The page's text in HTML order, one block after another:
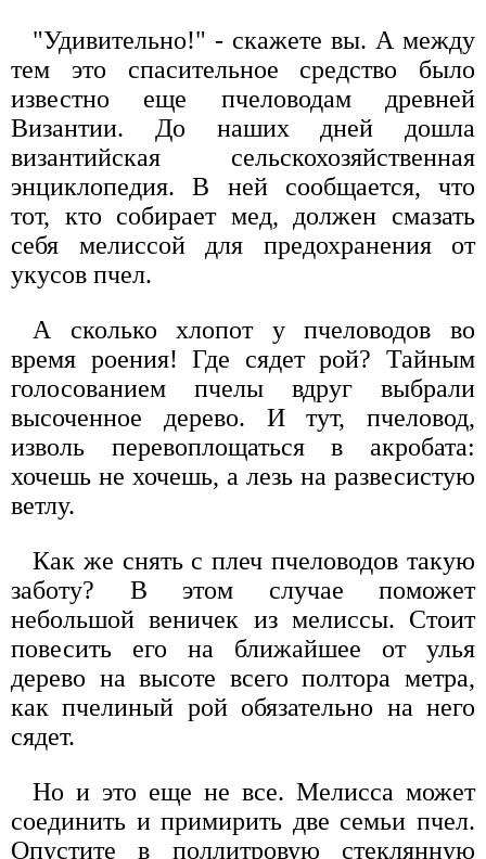
"Удивительно!" - скажете вы. А между
тем это спасительное средство было
известно еще пчеловодам древней
Византии. До наших дней дошла
византийская сельскохозяйственная
энциклопедия. В ней сообщается, что
тот, кто собирает мед, должен смазать
себя мелиссой для предохранения от
укусов пчел.
А сколько хлопот у пчеловодов во
время роения! Где сядет рой? Тайным
голосованием пчелы вдруг выбрали
высоченное дерево. И тут, пчеловод,
изволь перевоплощаться в акробата:
хочешь не хочешь, а лезь на развесистую
ветлу.
Как же снять с плеч пчеловодов такую
заботу? В этом случае поможет
небольшой веничек из мелиссы. Стоит
повесить его на ближайшее от улья
дерево на высоте всего полтора метра,
как пчелиный рой обязательно на него
сядет.
Но и это еще не все. Мелисса может
соединить и примирить две семьи пчел.
Опустите в поллитровую стеклянную